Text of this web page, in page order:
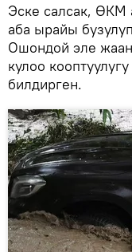
Эске салсак, ӨКМ
аба ырайы
Ошондой эле
кулоо
билдирген.